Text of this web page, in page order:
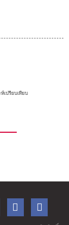
เปรียบเทียบ